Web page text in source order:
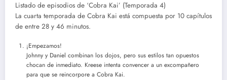
Listado de episodios de ‘Cobra Kai’ (Temporada 4)
La cuarta temporada de Cobra Kai está compuesta por 10 capítulos
de entre 28 y 46 minutos.
¡Empezamos!
Johnny y Daniel combinan los dojos, pero sus estilos tan opuestos
chocan de inmediato. Kreese intenta convencer a un excompañero
para que se reincorpore a Cobra Kai.